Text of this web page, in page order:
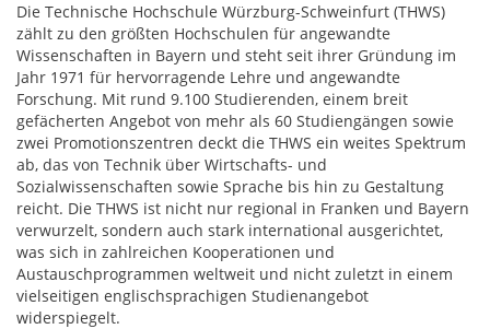
Die Technische Hochschule Würzburg-Schweinfurt (THWS)
zählt zu den größten Hochschulen für angewandte
Wissenschaften in Bayern und steht seit ihrer Gründung im
Jahr 1971 für hervorragende Lehre und angewandte
Forschung. Mit rund 9.100 Studierenden, einem breit
gefächerten Angebot von mehr als 60 Studiengängen sowie
zwei Promotionszentren deckt die THWS ein weites Spektrum
ab, das von Technik über Wirtschafts- und
Sozialwissenschaften sowie Sprache bis hin zu Gestaltung
reicht. Die THWS ist nicht nur regional in Franken und Bayern
verwurzelt, sondern auch stark international ausgerichtet,
was sich in zahlreichen Kooperationen und
Austauschprogrammen weltweit und nicht zuletzt in einem
vielseitigen englischsprachigen Studienangebot
widerspiegelt.